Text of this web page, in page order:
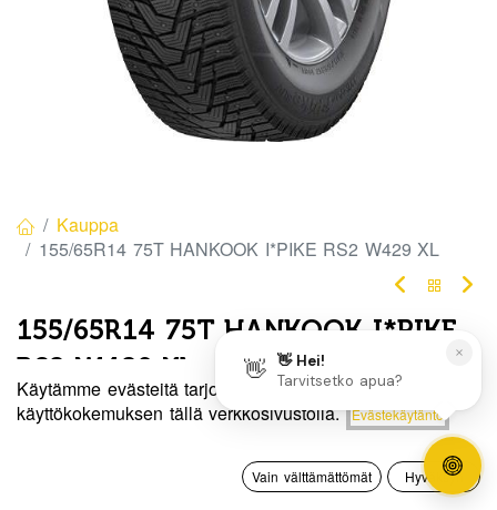
Hinta:
Lisää ostoskoriin
0
Toivelista Tili
Kauppa
155/65R14 75T HANKOOK I*PIKE RS2 W429 XL
155/65R14 75T HANKOOK I*PIKE
RS2 W429 XL
EAN:8808563563763 Tuotekoodi:280607
Käytämme evästeitä tarjotaksemme sinulle paremman
käyttökokemuksen tällä verkkosivustolla.
Evästekäytäntö
Vain välttämättömät Hyväksyn